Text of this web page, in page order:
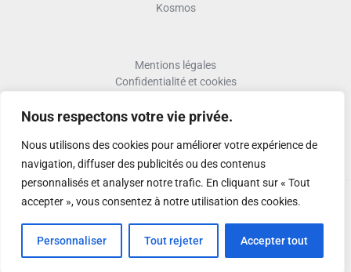
Nous respectons votre vie privée.
Nous utilisons des cookies pour améliorer votre expérience de
navigation, diffuser des publicités ou des contenus
personnalisés et analyser notre trafic. En cliquant sur « Tout
accepter », vous consentez à notre utilisation des cookies.
Personnaliser Tout rejeter Accepter tout
Kosmos
Mentions légales
Confidentialité et cookies
Termes et conditions RMA
Activer Garantie
Copyright © 2026